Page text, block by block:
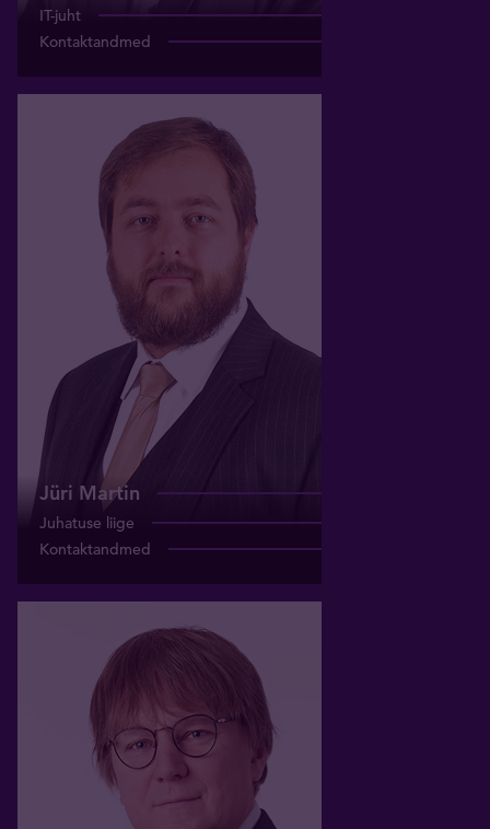
IT-juht
Kontaktandmed
Jüri Martin
Juhatuse liige
Kontaktandmed
Jüri Martin
Juhatuse liige
juri.martin@tavex.eu
+372 503 6838
Kuno Rääk
Juhatuse liige
+372 5073116